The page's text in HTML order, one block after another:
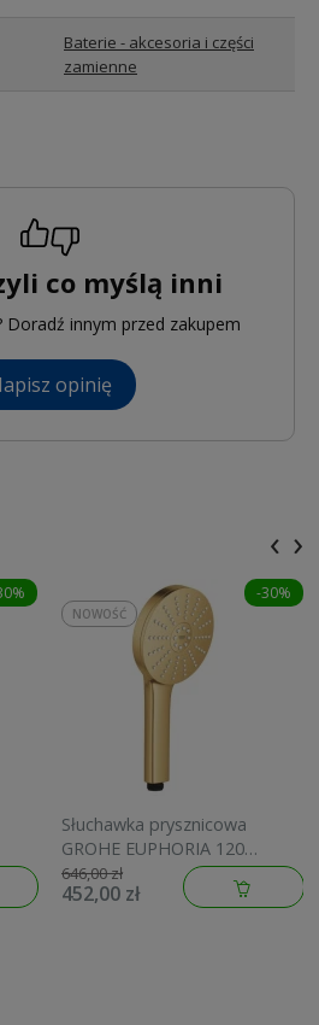
Baterie - akcesoria i części
zamienne
co myślą inni
Doradź innym przed zakupem
opinię
-30%
Słuchawka prysznicowa
GROHE EUPHORIA 120
brushed cool sunrise
134883GN00
646,00 zł
452,00 zł
NOWOŚĆ
‹ ›